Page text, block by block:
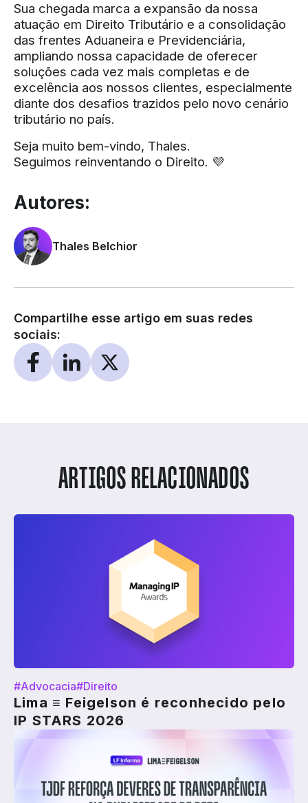
Sua chegada marca a expansão da nossa
atuação em Direito Tributário e a consolidação
das frentes Aduaneira e Previdenciária,
ampliando nossa capacidade de oferecer
soluções cada vez mais completas e de
excelência aos nossos clientes, especialmente
diante dos desafios trazidos pelo novo cenário
tributário no país.
Seja muito bem-vindo, Thales.
Seguimos reinventando o Direito. 💜
Autores:
Thales Belchior
Compartilhe esse artigo em suas redes
sociais:
ARTIGOS RELACIONADOS
#Advocacia#Direito
Lima ≡ Feigelson é reconhecido pelo
IP STARS 2026